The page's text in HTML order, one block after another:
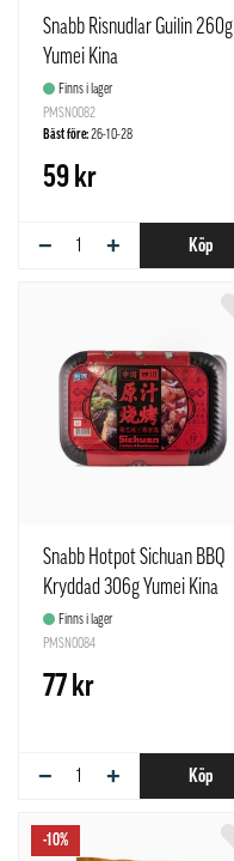
Snabb Risnudlar Guilin 260g
Yumei Kina
Finns i lager
PMSN0082
Bäst före:26-10-28
59 kr
− + Köp
Snabb Hotpot Sichuan BBQ
Kryddad 306g Yumei Kina
Finns i lager
PMSN0084
77 kr
− + Köp
-10%